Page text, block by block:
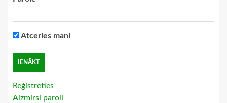
Atceries mani
Reģistrēties
Aizmirsi paroli